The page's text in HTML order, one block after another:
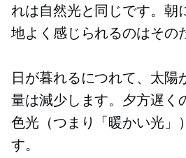
れは自然光と同じです。朝
地よく感じられるのはその
日が暮れるにつれて、太陽​​
量は減少します。夕方遅く
色光（つまり「暖かい光」
す。